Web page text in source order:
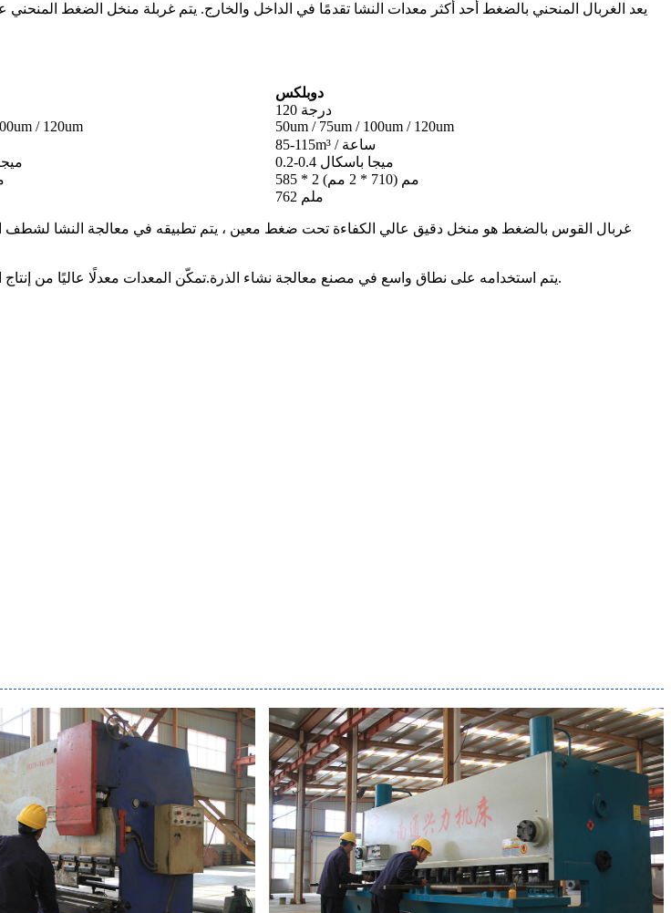
يعد الغربال المنحني بالضغط أحد أكثر معدات النشا تقدمًا في الداخل والخارج. يتم غربلة منخل الضغط
دوبلكس
120 درجة
/ 120um
50um / 75um / 100um / 120um
85-115m³ / ساعة
0.2-
0.2-0.4 ميجا باسكال
585 * 2 مم (710 * 2 مم)
762 ملم
غربال القوس بالضغط هو منخل دقيق عالي الكفاءة تحت ضغط معين ، يتم تطبيقه في معالجة النشا لشطف
يتم استخدامه على نطاق واسع في مصنع معالجة نشاء الذرة.تمكّن المعدات معدلًا عاليًا من إنتاج النشا وتحسين جودة النشاء وهي كمية جديدة مثالية لمعالجة معدات غربلة وفصل المواد الرطبة.